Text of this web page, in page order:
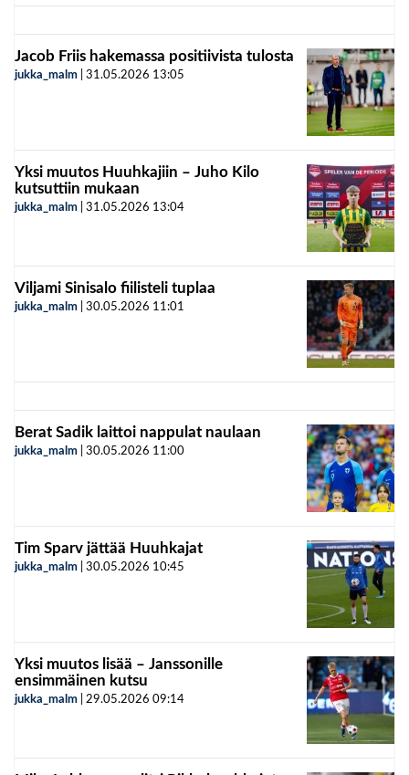
Jacob Friis hakemassa positiivista tulosta
jukka_malm 31.05.2026 13:05
Yksi muutos Huuhkajiin – Juho Kilo
kutsuttiin mukaan
jukka_malm 31.05.2026 13:04
Viljami Sinisalo fiilisteli tuplaa
jukka_malm 30.05.2026 11:01
Berat Sadik laittoi nappulat naulaan
jukka_malm 30.05.2026 11:00
Tim Sparv jättää Huuhkajat
jukka_malm 30.05.2026 10:45
Yksi muutos lisää – Janssonille
ensimmäinen kutsu
jukka_malm 29.05.2026 09:14